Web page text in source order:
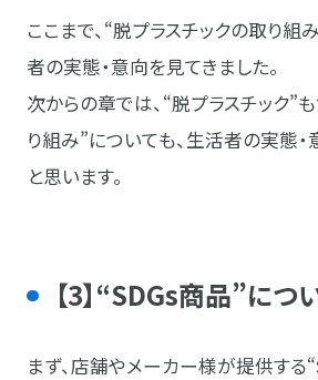
ここまで、“脱プラスチックの取り組
者の実態・意向を見てきました。
次からの章では、“脱プラスチック”
り組み”についても、生活者の実態
と思います。
【3】“SDGs商品”につ
まず、店舗やメーカー様が提供する